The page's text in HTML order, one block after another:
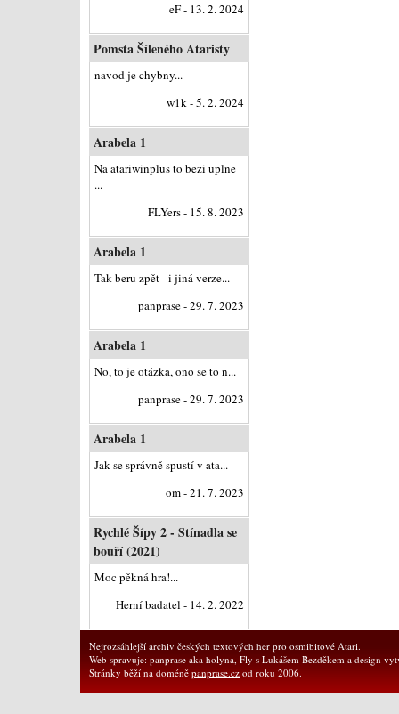
eF - 13. 2. 2024
Pomsta Šíleného Ataristy
navod je chybny...
w1k - 5. 2. 2024
Arabela 1
Na atariwinplus to bezi uplne
...
FLYers - 15. 8. 2023
Arabela 1
Tak beru zpět - i jiná verze...
panprase - 29. 7. 2023
Arabela 1
No, to je otázka, ono se to n...
panprase - 29. 7. 2023
Arabela 1
Jak se správně spustí v ata...
om - 21. 7. 2023
Rychlé Šípy 2 - Stínadla se
bouří (2021)
Moc pěkná hra!...
Herní badatel - 14. 2. 2022
Nejrozsáhlejší archiv českých textových her pro osmibitové Atari.
Web spravuje: panprase aka holyna, Fly s Lukášem Bezděkem a design
Stránky běží na doméně panprase.cz od roku 2006.